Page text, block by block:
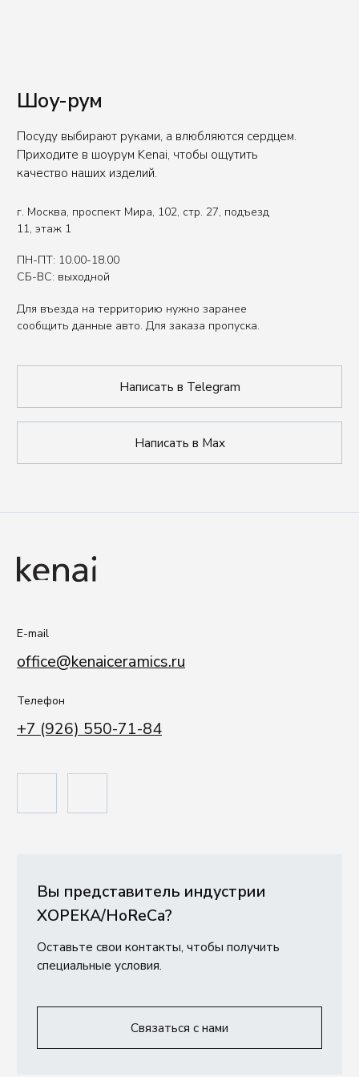
ХОРЕКА/HoReCa?
Оставьте свои контакты, чтобы получить
специальные условия.
ИП Сенкеева Лолита Аркадьевна
ИНН 771550539264
Политика обработки данных
Связаться с нами